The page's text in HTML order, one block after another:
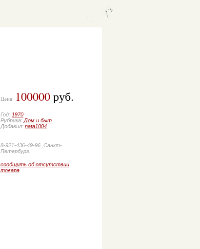
Цена: 100000руб.
Год: 1970
Рубрика: Дом и быт
Добавил: nata1004
8-921-436-49-96 ,Санкт-
Петербург.
сообщить об отсутствии
товара